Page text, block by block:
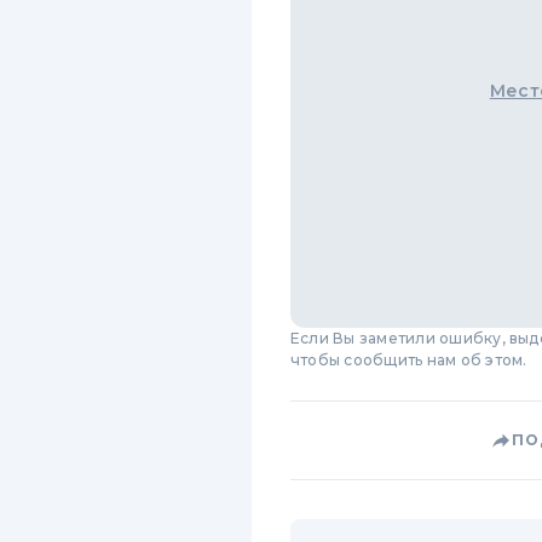
Если Вы заметили ошибку,
чтобы сообщить нам об этом.